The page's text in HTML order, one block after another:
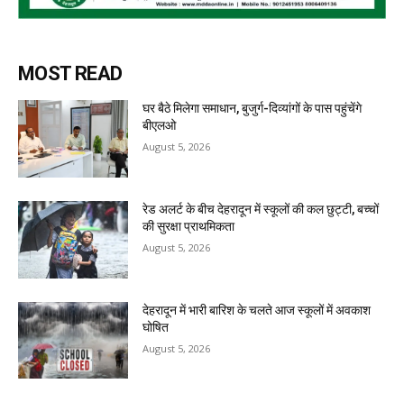
MOST READ
घर बैठे मिलेगा समाधान, बुजुर्ग-दिव्यांगों के पास पहुंचेंगे
बीएलओ
August 5, 2026
रेड अलर्ट के बीच देहरादून में स्कूलों की कल छुट्टी, बच्चों
की सुरक्षा प्राथमिकता
August 5, 2026
देहरादून में भारी बारिश के चलते आज स्कूलों में अवकाश
घोषित
August 5, 2026